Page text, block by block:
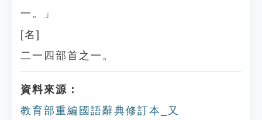
一。」
[名]
二一四部首之一。
資料來源：
教育部重編國語辭典修訂本_又